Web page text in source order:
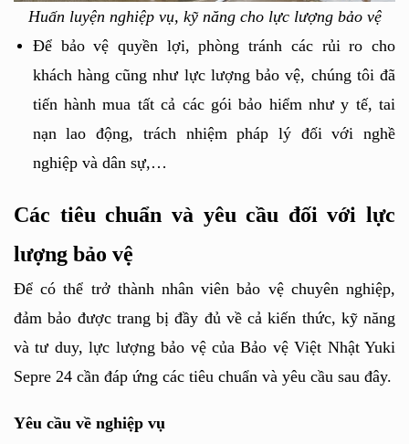
Huấn luyện nghiệp vụ, kỹ năng cho lực lượng bảo vệ
Để bảo vệ quyền lợi, phòng tránh các rủi ro cho
khách hàng cũng như lực lượng bảo vệ, chúng tôi đã
tiến hành mua tất cả các gói bảo hiểm như y tế, tai
nạn lao động, trách nhiệm pháp lý đối với nghề
nghiệp và dân sự,…
Các tiêu chuẩn và yêu cầu đối với lực
lượng bảo vệ
Để có thể trở thành nhân viên bảo vệ chuyên nghiệp,
đảm bảo được trang bị đầy đủ về cả kiến thức, kỹ năng
và tư duy, lực lượng bảo vệ của Bảo vệ Việt Nhật Yuki
Sepre 24 cần đáp ứng các tiêu chuẩn và yêu cầu sau đây.
Yêu cầu về nghiệp vụ